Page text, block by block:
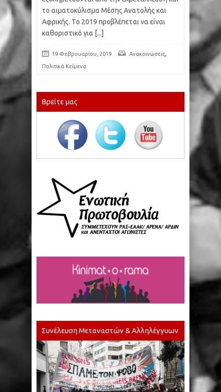
το αιματοκύλισμα Μέσης Ανατολής και
Αφρικής. Tο 2019 προβλέπεται να είναι
καθοριστικό για [...]
19 Φεβρουαρίου, 2019 Ανακοινώσεις,
Πολιτικά Κείμενα
Βρείτε μας
Συνέλευση Μεταναστών & Αλληλέγγυων